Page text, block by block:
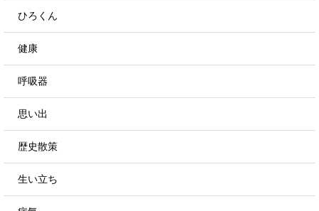
ひろくん
健康
呼吸器
思い出
歴史散策
生い立ち